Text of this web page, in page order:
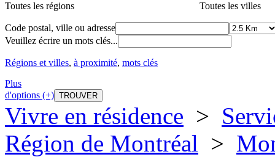
Toutes les régions Toutes les villes
Code postal, ville ou adresse
Veuillez écrire un mots clés...
Régions et villes, à proximité, mots clés
Plus
d'options (+)
Vivre en résidence >
Région de Montréal >